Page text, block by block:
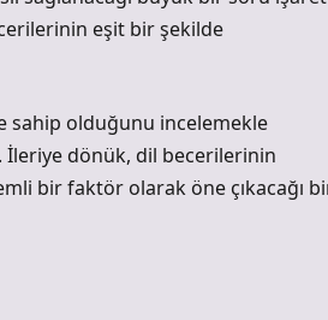
eşit bir şekilde
sahip olduğunu incelemekle
İleriye dönük, dil becerilerinin
bir faktör olarak öne çıkacağı